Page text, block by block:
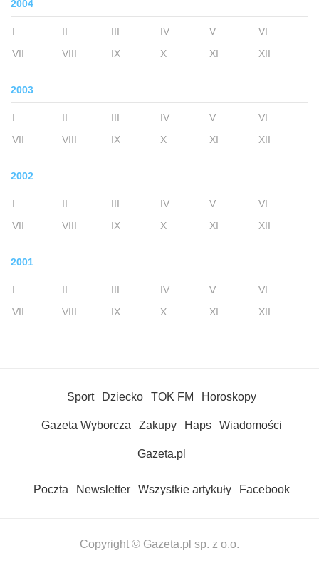
2004
I II III IV V
VI
VII
VIII IX X XI XII
2003
I II III IV V
VI
VII
VIII IX X XI XII
2002
I II III IV V
VI
VII
VIII IX X XI XII
2001
I II III IV V
VI
VII
VIII IX X XI XII
Sport Dziecko TOK FM Horoskopy
Gazeta Wyborcza Zakupy Haps Wiadomości
Gazeta.pl
Poczta Newsletter Wszystkie artykuły Facebook
Copyright © Gazeta.pl sp. z o.o.